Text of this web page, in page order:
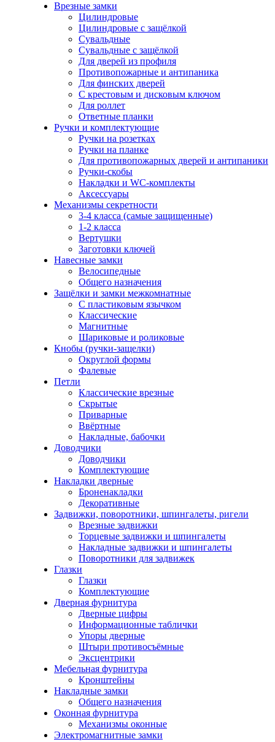
Врезные замки
Цилиндровые
Цилиндровые с защёлкой
Сувальдные
Сувальдные с защёлкой
Для дверей из профиля
Противопожарные и антипаника
Для финских дверей
С крестовым и дисковым ключом
Для роллет
Ответные планки
Ручки и комплектующие
Ручки на розетках
Ручки на планке
Для противопожарных дверей и антипаники
Ручки-скобы
Накладки и WC-комплекты
Аксессуары
Механизмы секретности
3-4 класса (самые защищенные)
1-2 класса
Вертушки
Заготовки ключей
Навесные замки
Велосипедные
Общего назначения
Защёлки и замки межкомнатные
С пластиковым язычком
Классические
Магнитные
Шариковые и роликовые
Кнобы (ручки-защелки)
Округлой формы
Фалевые
Петли
Классические врезные
Скрытые
Приварные
Ввёртные
Накладные, бабочки
Доводчики
Доводчики
Комплектующие
Накладки дверные
Броненакладки
Декоративные
Задвижки, поворотники, шпингалеты, ригели
Врезные задвижки
Торцевые задвижки и шпингалеты
Накладные задвижки и шпингалеты
Поворотники для задвижек
Глазки
Глазки
Комплектующие
Дверная фурнитура
Дверные цифры
Информационные таблички
Упоры дверные
Штыри противосъёмные
Эксцентрики
Мебельная фурнитура
Кронштейны
Накладные замки
Общего назначения
Оконная фурнитура
Механизмы оконные
Электромагнитные замки